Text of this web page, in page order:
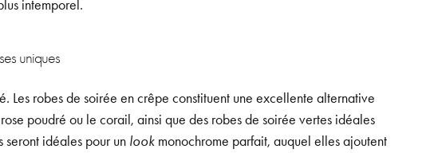
intemporel.
uniques
Les robes de soirée en crêpe constituent une excellente alternative
poudré ou le corail, ainsi que des robes de soirée vertes idéales
seront idéales pour un look monochrome parfait, auquel elles ajoutent